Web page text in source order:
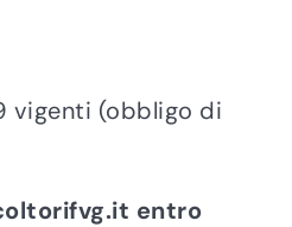
vigenti (obbligo di
entro